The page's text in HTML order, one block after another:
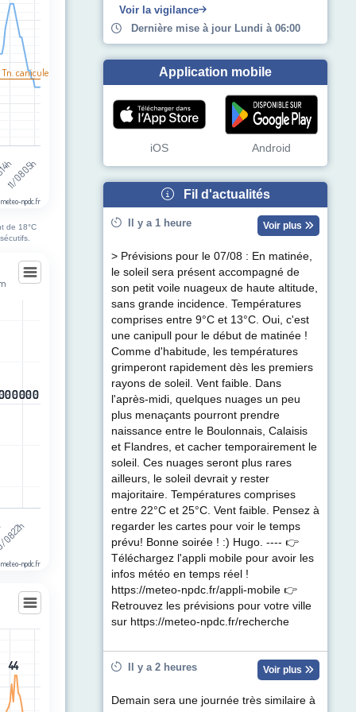
11/08 05h
meteo-npdc.fr
Tn. canicule
de 18°C
de précipitations (mm). Data ranges from -0.5 to 0.5.
0
00
00
00
00
0
22h
meteo-npdc.fr
(km/h). Data ranges from 1 to 44.
44
44
Voir la vigilance
Dernière mise à jour Lundi à 06:00
Application mobile
iOS Android
Fil d'actualités
Il y a 1 heure Voir plus
> Prévisions pour le 07/08 : En matinée,
le soleil sera présent accompagné de
son petit voile nuageux de haute altitude,
sans grande incidence. Températures
comprises entre 9°C et 13°C. Oui, c'est
une canipull pour le début de matinée !
Comme d'habitude, les températures
grimperont rapidement dès les premiers
rayons de soleil. Vent faible. Dans
l'après-midi, quelques nuages un peu
plus menaçants pourront prendre
naissance entre le Boulonnais, Calaisis
et Flandres, et cacher temporairement le
soleil. Ces nuages seront plus rares
ailleurs, le soleil devrait y rester
majoritaire. Températures comprises
entre 22°C et 25°C. Vent faible. Pensez à
regarder les cartes pour voir le temps
prévu! Bonne soirée ! :) Hugo. ---- 👉
Téléchargez l'appli mobile pour avoir les
infos météo en temps réel !
https://meteo-npdc.fr/appli-mobile 👉
Retrouvez les prévisions pour votre ville
sur https://meteo-npdc.fr/recherche
Il y a 2 heures Voir plus
Demain sera une journée très similaire à